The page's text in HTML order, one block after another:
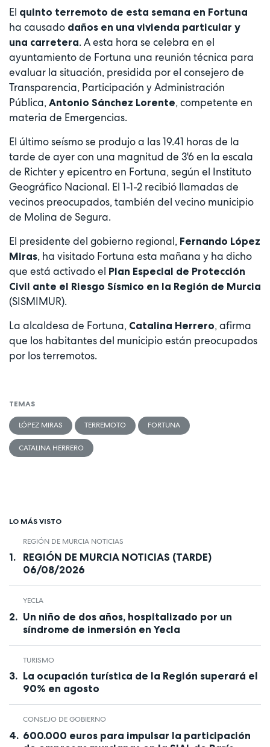
El quinto terremoto de esta semana en Fortuna
ha causado daños en una vivienda particular y
una carretera. A esta hora se celebra en el
ayuntamiento de Fortuna una reunión técnica para
evaluar la situación, presidida por el consejero de
Transparencia, Participación y Administración
Pública, Antonio Sánchez Lorente, competente en
materia de Emergencias.
El último seísmo se produjo a las 19.41 horas de la
tarde de ayer con una magnitud de 3'6 en la escala
de Richter y epicentro en Fortuna, según el Instituto
Geográfico Nacional. El 1-1-2 recibió llamadas de
vecinos preocupados, también del vecino municipio
de Molina de Segura.
El presidente del gobierno regional, Fernando López
Miras, ha visitado Fortuna esta mañana y ha dicho
que está activado el Plan Especial de Protección
Civil ante el Riesgo Sísmico en la Región de Murcia
(SISMIMUR).
La alcaldesa de Fortuna, Catalina Herrero, afirma
que los habitantes del municipio están preocupados
por los terremotos.
TEMAS
LÓPEZ MIRAS TERREMOTO FORTUNA
CATALINA HERRERO
LO MÁS VISTO
REGIÓN DE MURCIA NOTICIAS
REGIÓN DE MURCIA NOTICIAS (TARDE)
06/08/2026
YECLA
Un niño de dos años, hospitalizado por un
síndrome de inmersión en Yecla
TURISMO
La ocupación turística de la Región superará el
90% en agosto
CONSEJO DE GOBIERNO
600.000 euros para impulsar la participación